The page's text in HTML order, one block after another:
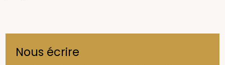
Nous écrire